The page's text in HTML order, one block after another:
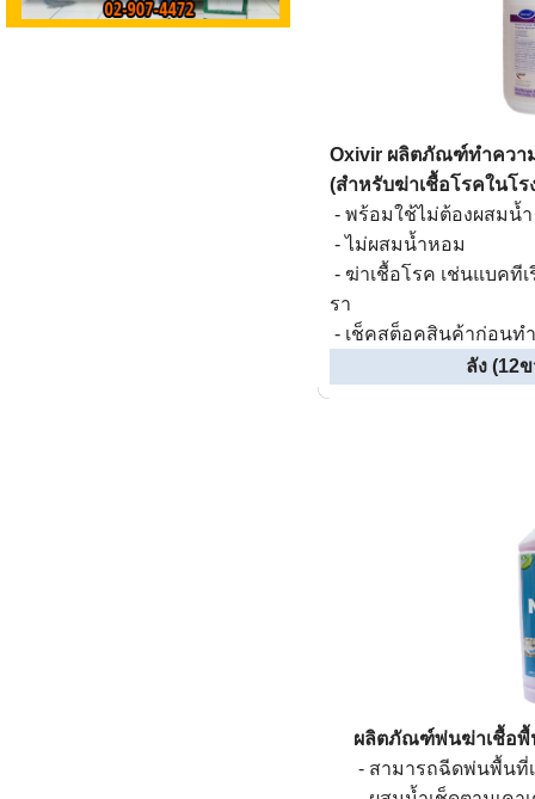
Oxivir ผลิตภัณฑ์ทำควา
(สำหรับฆ่าเชื้อโรคในโร
- พร้อมใช้ไม่ต้องผสมน้ำ
- ไม่ผสมน้ำหอม
- ฆ่าเชื้อโรค เช่นแบคที
รา
- เช็คสต็อคสินค้าก่อนท
ลัง (12
ผลิตภัณฑ์พ่นฆ่าเชื้อพื้
- สามารถฉีดพ่นพื้นที่